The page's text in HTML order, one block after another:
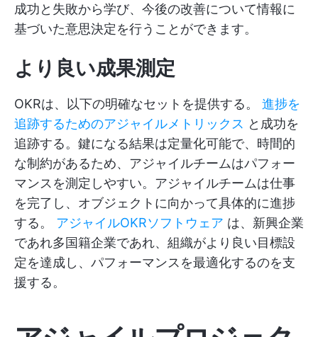
成功と失敗から学び、今後の改善について情報に
基づいた意思決定を行うことができます。
より良い成果測定
OKRは、以下の明確なセットを提供する。 進捗を
追跡するためのアジャイルメトリックス と成功を
追跡する。鍵になる結果は定量化可能で、時間的
な制約があるため、アジャイルチームはパフォー
マンスを測定しやすい。アジャイルチームは仕事
を完了し、オブジェクトに向かって具体的に進捗
する。 アジャイルOKRソフトウェア は、新興企業
であれ多国籍企業であれ、組織がより良い目標設
定を達成し、パフォーマンスを最適化するのを支
援する。